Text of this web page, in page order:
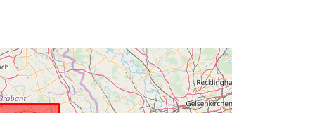
Risorsa: http://data.gov.be/.well-
known/genid/prov/b257ed45d8367d
a4b8d867979bf5349ca...